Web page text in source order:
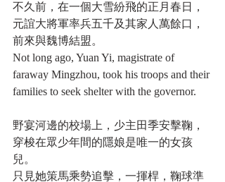
不久前，在一個大雪紛飛的正月春日，
元誼大將軍率兵五千及其家人萬餘口，
前來與魏博結盟。
Not long ago, Yuan Yi, magistrate of
faraway Mingzhou, took his troops and their
families to seek shelter with the governor.
野宴河邊的校場上，少主田季安擊鞠，
穿梭在眾少年間的隱娘是唯一的女孩
兒。
只見她策馬乘勢追擊，一揮桿，鞠球準